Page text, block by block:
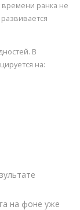
времени ранка не
В
на:
на фоне уже